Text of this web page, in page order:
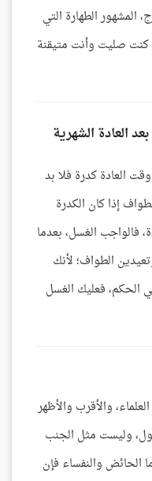
المشهور الطهارة التي
صليت وأنت متيقنة
العادة الشهرية
العادة كدرة فلا بد
إذا كان الكدرة
فالواجب الغسل، بعدما
الطواف؛ لأنك
فعليك الغسل
والأقرب والأظهر
وليست مثل الجنب
الحائض والنفساء فإن